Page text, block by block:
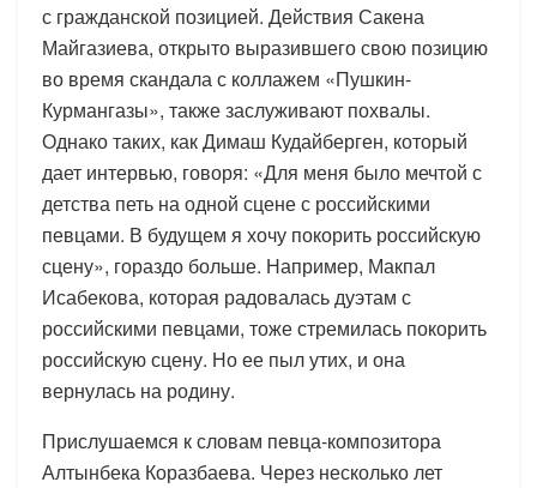
с гражданской позицией. Действия Сакена
Майгазиева, открыто выразившего свою позицию
во время скандала с коллажем «Пушкин-
Курмангазы», также заслуживают похвалы.
Однако таких, как Димаш Кудайберген, который
дает интервью, говоря: «Для меня было мечтой с
детства петь на одной сцене с российскими
певцами. В будущем я хочу покорить российскую
сцену», гораздо больше. Например, Макпал
Исабекова, которая радовалась дуэтам с
российскими певцами, тоже стремилась покорить
российскую сцену. Но ее пыл утих, и она
вернулась на родину.
Прислушаемся к словам певца-композитора
Алтынбека Коразбаева. Через несколько лет